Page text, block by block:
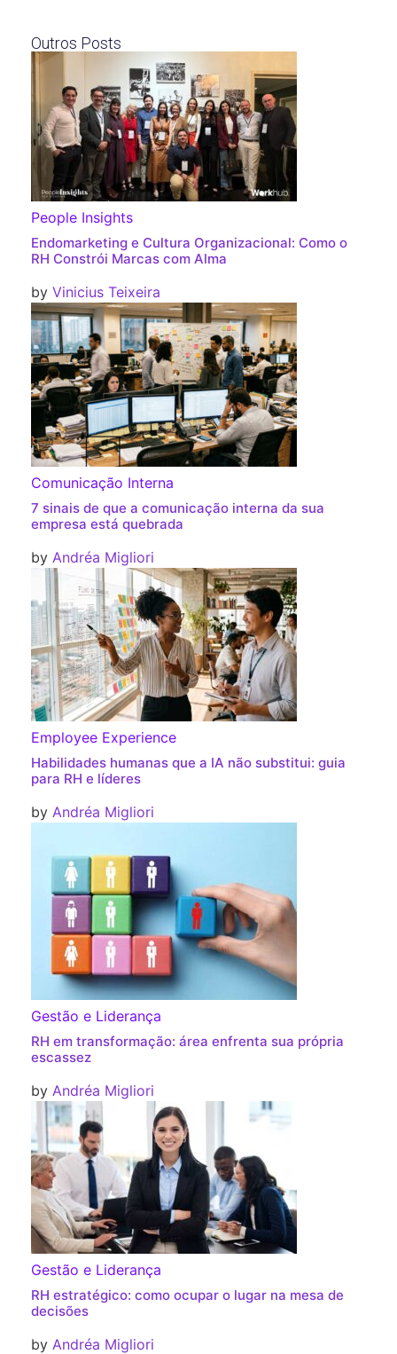
Outros Posts
People Insights
Endomarketing e Cultura Organizacional: Como o
RH Constrói Marcas com Alma
by Vinicius Teixeira
Comunicação Interna
7 sinais de que a comunicação interna da sua
empresa está quebrada
by Andréa Migliori
Employee Experience
Habilidades humanas que a IA não substitui: guia
para RH e líderes
by Andréa Migliori
Gestão e Liderança
RH em transformação: área enfrenta sua própria
escassez
by Andréa Migliori
Gestão e Liderança
RH estratégico: como ocupar o lugar na mesa de
decisões
by Andréa Migliori